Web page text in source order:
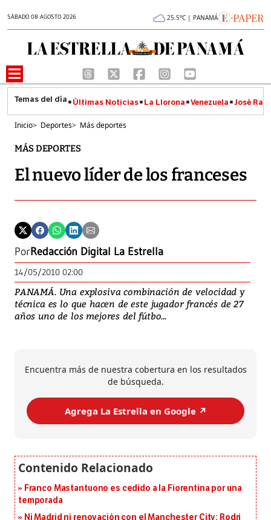
SÁBADO 08 AGOSTO 2026 25.5°C | PANAMÁ
Últimas Noticias La Llorona Venezuela José
Inicio> Deportes> Más deportes
MÁS DEPORTES
El nuevo líder de los franceses
PorRedacción Digital La Estrella
14/05/2010 02:00
PANAMÁ. Una explosiva combinación de velocidad y
técnica es lo que hacen de este jugador francés de 27
años uno de los mejores del fútbo...
Encuentra más de nuestra cobertura en los resultados
de búsqueda.
Agrega La Estrella en Google ↗️
Franco Mastantuono es cedido a la Fiorentina por una
temporada
Ni Madrid ni renovación con el Manchester City: Rodri